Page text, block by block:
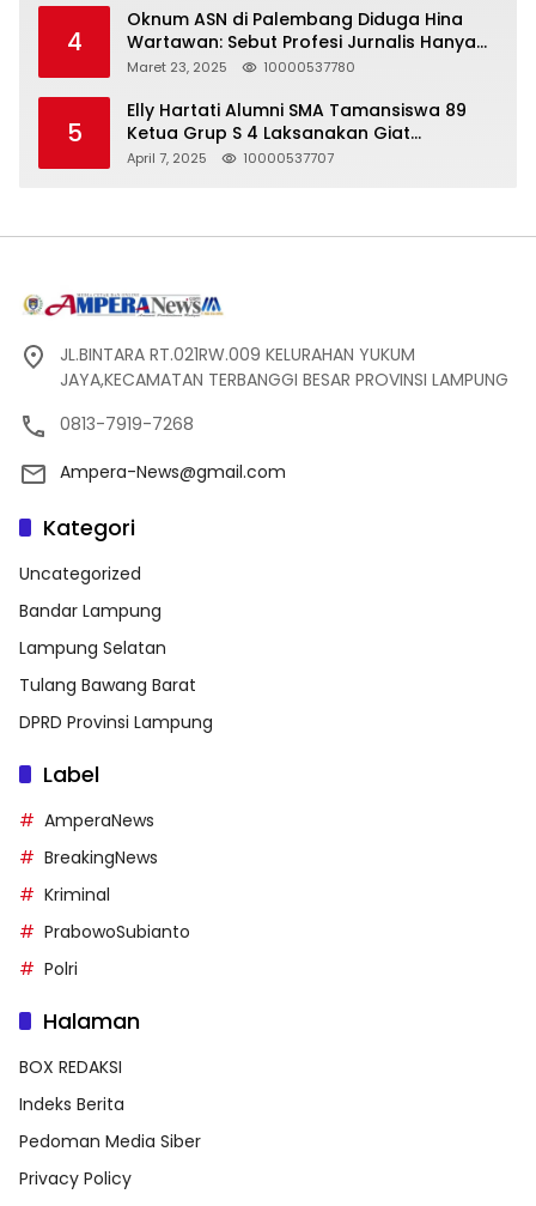
4
Oknum ASN di Palembang Diduga Hina
Wartawan: Sebut Profesi Jurnalis Hanya
Seharga 2 Liter Bensin, Berujung Dugaan
Maret 23, 2025 10000537780
5
Elly Hartati Alumni SMA Tamansiswa 89
Ketua Grup S 4 Laksanakan Giat
Silaturahmi
April 7, 2025 10000537707
JL.BINTARA RT.021RW.009 KELURAHAN YUKUM
JAYA,KECAMATAN TERBANGGI BESAR PROVINSI LAMPUNG
0813-7919-7268
Ampera-News@gmail.com
Kategori
Uncategorized
Bandar Lampung
Lampung Selatan
Tulang Bawang Barat
DPRD Provinsi Lampung
Label
AmperaNews
BreakingNews
Kriminal
PrabowoSubianto
Polri
Halaman
BOX REDAKSI
Indeks Berita
Pedoman Media Siber
Privacy Policy